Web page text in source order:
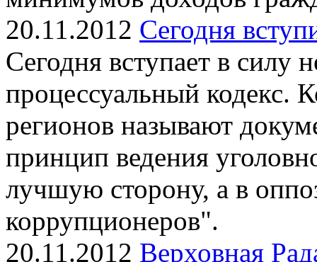
20.11.2012 Сегодня
Сегодня вступает в силу
процессуальный кодекс.
регионов называют
принцип ведения
лучшую сторону, а в
коррупционеров".
20.11.2012 Верховная